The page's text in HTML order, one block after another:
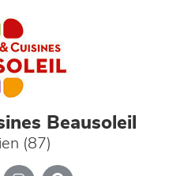
Beausoleil
(87)